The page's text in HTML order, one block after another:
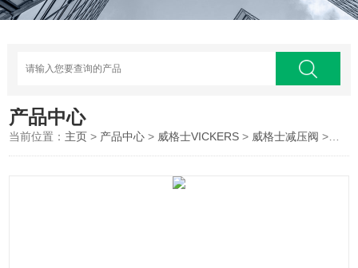
产品中心
当前位置： 主页 > 产品中心 > 威格士VICKERS > 威格士减压阀 >伊顿威格士叠加减压阀